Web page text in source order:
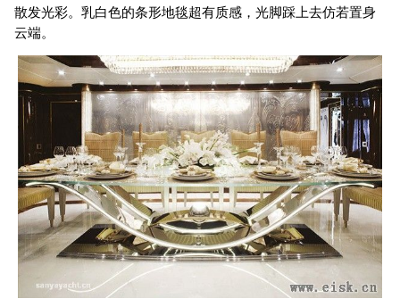
散发光彩。乳白色的条形地毯超有质感，光脚踩上去仿若置身
云端。